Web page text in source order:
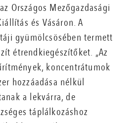
Országos Mezőgazdasági
és Vásáron. A
gyümölcsösében termett
étrendkiegészítőket. „Az
koncentrátumok
hozzáadása nélkül
a lekvárra, de
táplálkozáshoz